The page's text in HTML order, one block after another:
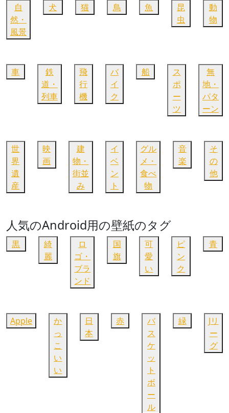
自
然・
風景
犬 猫 鳥 魚
昆
虫
動
物
車
鉄
道・
列車
飛
行
機
バ
イ
ク
船
ス
ポ
ー
ツ
無
地・
パタ
ーン
世
界
遺
産
映
画
建
物・
街並
み
イ
ベ
ン
ト
グル
メ・
食べ
物
音
楽
そ
の
他
人気のAndroid用の壁紙のタグ
黒
綺
麗
ロ
ゴ・
ブラ
ンド
国
旗
可
愛
い
ピ
ン
ク
青
Apple
か
っ
こ
い
い
日
本
赤
バ
ス
ケ
ッ
ト
ボ
ー
ル
緑
Jリ
ー
グ